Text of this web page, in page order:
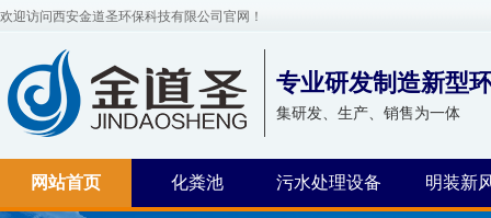
欢迎访问西安金道圣环保科技有限公司官网！
专业研发制造新型
集研发、生产、销售为一体
网站首页 化粪池 污水处理设备 明装新